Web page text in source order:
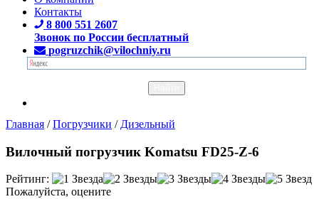
Контакты
8 800 551 2607
Звонок по России бесплатный
pogruzchik@vilochniy.ru
Главная /Погрузчики / Дизельный
Вилочный погрузчик Komatsu FD25-Z-6
Рейтинг:
Пожалуйста, оцените